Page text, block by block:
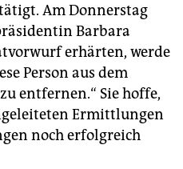
Am Donnerstag
Barbara
erhärten, werde
Person aus dem
entfernen.“ Sie hoffe,
Ermittlungen
noch erfolgreich